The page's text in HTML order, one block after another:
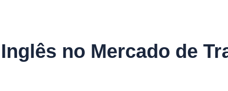
Inglês no Mercado de